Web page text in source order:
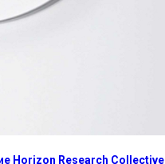
Horizon Research Collective